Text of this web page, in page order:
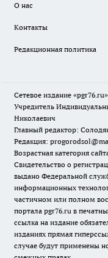
О нас
Контакты
Редакционная политика
Сетевое издание «pgr76.ru»
Учредитель
Николаевич
Главный редактор:
Редакция:
Возрастная категория
Свидетельство о
выдано Федеральной
информационных
частичном или полном
портала pgr76.ru в
ссылка на издание
изданиях прямая
случае будут применены